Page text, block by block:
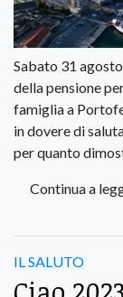
Sabato 31
della pensione
famiglia a
in dovere di
per quanto
Continua a
IL SALUTO